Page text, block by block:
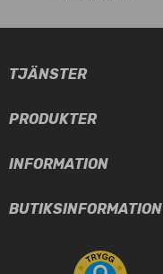
TJÄNSTER
PRODUKTER
INFORMATION
BUTIKSINFORMATION